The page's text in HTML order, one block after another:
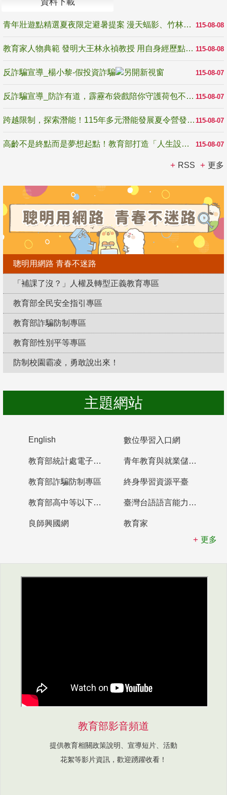
115-08-08
青年壯遊點精選夏夜限定避暑提案 漫天蝠影、竹林尋蛙、茶香夜觀 邀青年暮色出發
115-08-08
教育家人物典範 發明大王林永禎教授 用自身經歷點亮學生的路
115-08-07
反詐騙宣導_楊小黎-假投資詐騙
115-08-07
反詐騙宣導_防詐有道，霹靂布袋戲陪你守護荷包不受騙
115-08-07
跨越限制，探索潛能！115年多元潛能發展夏令營發掘生命無限可能
115-08-07
高齡不是終點而是夢想起點！教育部打造「人生設計夢工場」 參展第3屆高齡健康產業博覽會
RSS 更多
聰明用網路 青春不迷路
「補課了沒？」人權及轉型正義教育專區
教育部全民安全指引專區
教育部詐騙防制專區
教育部性別平等專區
防制校園霸凌，勇敢說出來！
主題網站
English 數位學習入口網
教育部統計處電子書櫃 青年教育與就業儲蓄帳戶
教育部詐騙防制專區 終身學習資源平臺
教育部高中等以下學校及幼兒園教師資格檢定考試 臺灣台語語言能力認證網站
良師興國網
教育家
更多
教育部影音頻道
提供教育相關政策說明、宣導短片、活動
花絮等影片資訊，歡迎踴躍收看！